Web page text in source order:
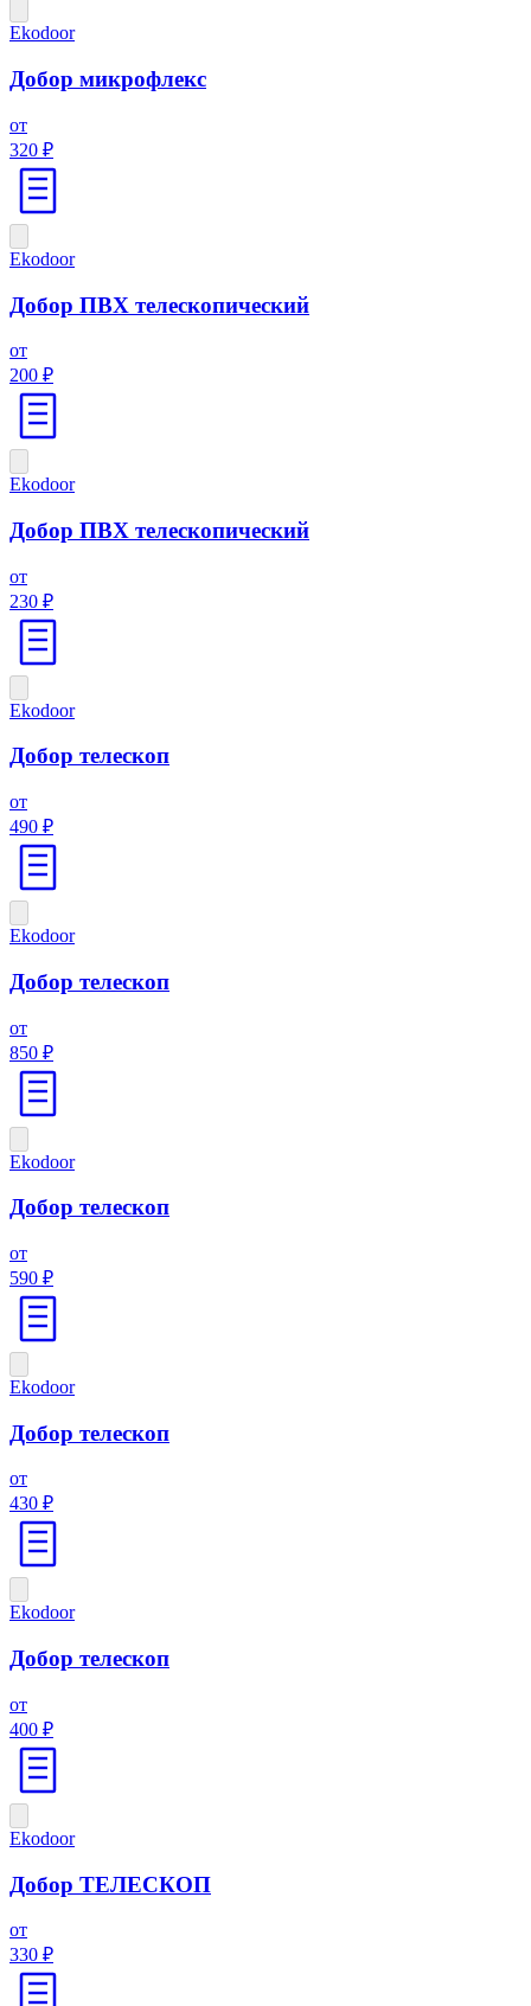
Ekodoor
Добор микрофлекс
от
320 ₽
Ekodoor
Добор ПВХ телескопический
от
200 ₽
Ekodoor
Добор ПВХ телескопический
от
230 ₽
Ekodoor
Добор телескоп
от
490 ₽
Ekodoor
Добор телескоп
от
850 ₽
Ekodoor
Добор телескоп
от
590 ₽
Ekodoor
Добор телескоп
от
430 ₽
Ekodoor
Добор телескоп
от
400 ₽
Ekodoor
Добор ТЕЛЕСКОП
от
330 ₽